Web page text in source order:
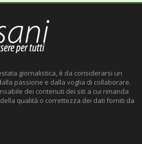
giornalistica, è da considerarsi un
passione e dalla voglia di collaborare.
dei contenuti dei siti a cui rimanda
qualità o correttezza dei dati forniti da